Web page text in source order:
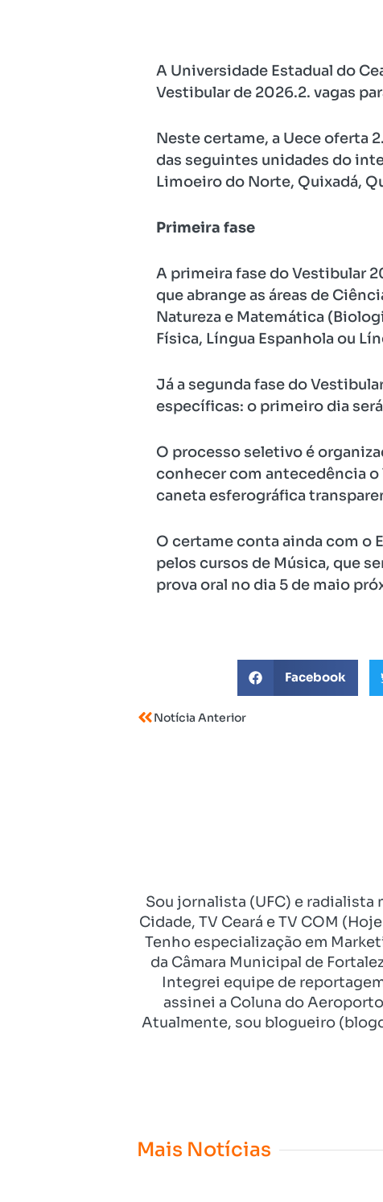
A Universidade Estadual do
Vestibular de 2026.2. vagas
Neste certame, a Uece oferta
das seguintes unidades do
Limoeiro do Norte, Quixadá,
Primeira fase
A primeira fase do Vestibular
que abrange as áreas de
Natureza e Matemática
Física, Língua Espanhola ou
Já a segunda fase do
específicas: o primeiro dia
O processo seletivo é
conhecer com antecedência
caneta esferográfica
O certame conta ainda com o
pelos cursos de Música, que
prova oral no dia 5 de maio
Facebook
Notícia Anterior
Sou jornalista (UFC) e radialista
Cidade, TV Ceará e TV COM
Tenho especialização em
da Câmara Municipal de
Integrei equipe de
assinei a Coluna do
Atualmente, sou blogueiro
Mais Notícias